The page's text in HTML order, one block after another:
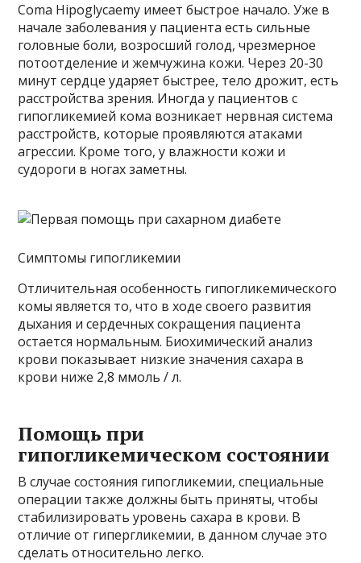
Coma Hipoglycaemy имеет быстрое начало. Уже в
начале заболевания у пациента есть сильные
головные боли, возросший голод, чрезмерное
потоотделение и жемчужина кожи. Через 20-30
минут сердце ударяет быстрее, тело дрожит, есть
расстройства зрения. Иногда у пациентов с
гипогликемией кома возникает нервная система
расстройств, которые проявляются атаками
агрессии. Кроме того, у влажности кожи и
судороги в ногах заметны.
Симптомы гипогликемии
Отличительная особенность гипогликемического
комы является то, что в ходе своего развития
дыхания и сердечных сокращения пациента
остается нормальным. Биохимический анализ
крови показывает низкие значения сахара в
крови ниже 2,8 ммоль / л.
Помощь при
гипогликемическом состоянии
В случае состояния гипогликемии, специальные
операции также должны быть приняты, чтобы
стабилизировать уровень сахара в крови. В
отличие от гипергликемии, в данном случае это
сделать относительно легко.